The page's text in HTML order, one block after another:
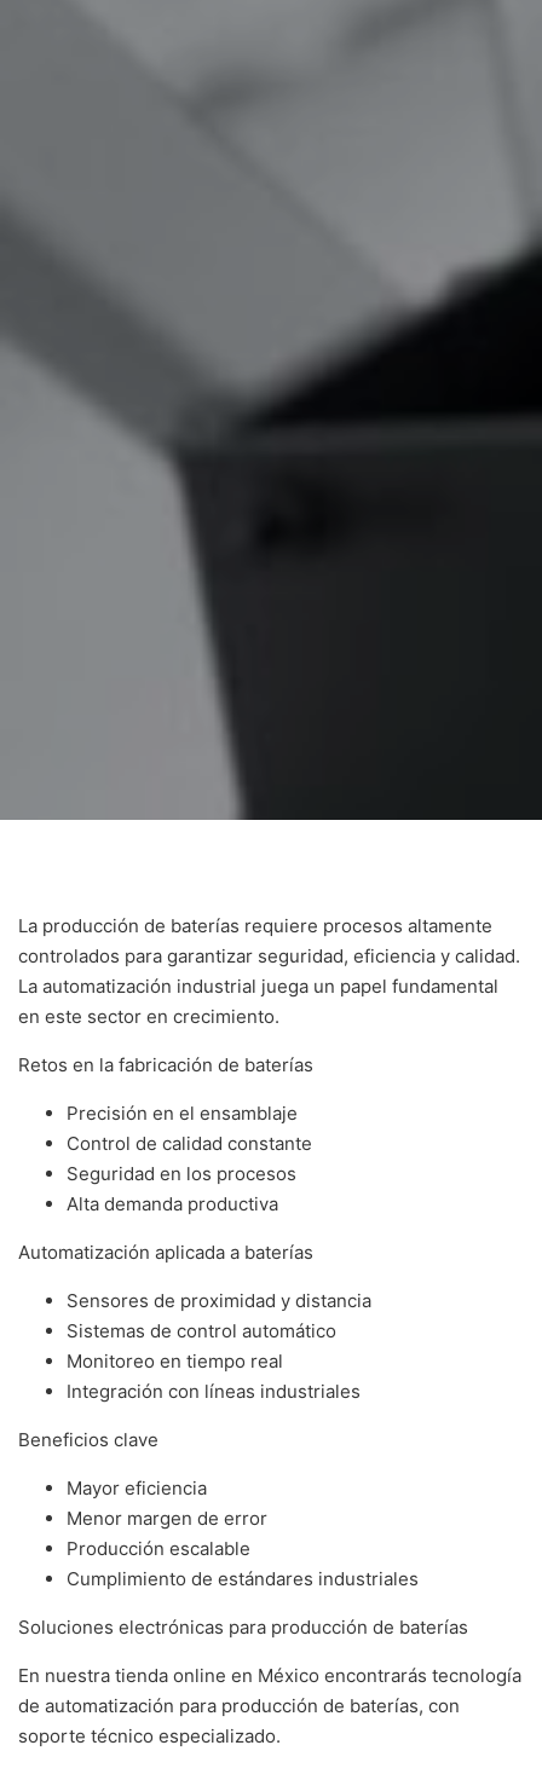
La producción de baterías requiere procesos altamente
controlados para garantizar seguridad, eficiencia y calidad.
La automatización industrial juega un papel fundamental
en este sector en crecimiento.
Retos en la fabricación de baterías
Precisión en el ensamblaje
Control de calidad constante
Seguridad en los procesos
Alta demanda productiva
Automatización aplicada a baterías
Sensores de proximidad y distancia
Sistemas de control automático
Monitoreo en tiempo real
Integración con líneas industriales
Beneficios clave
Mayor eficiencia
Menor margen de error
Producción escalable
Cumplimiento de estándares industriales
Soluciones electrónicas para producción de baterías
En nuestra tienda online en México encontrarás tecnología
de automatización para producción de baterías, con
soporte técnico especializado.